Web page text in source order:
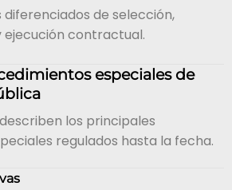
de selección,
ejecución contractual.
especiales de
los principales
regulados hasta la fecha.